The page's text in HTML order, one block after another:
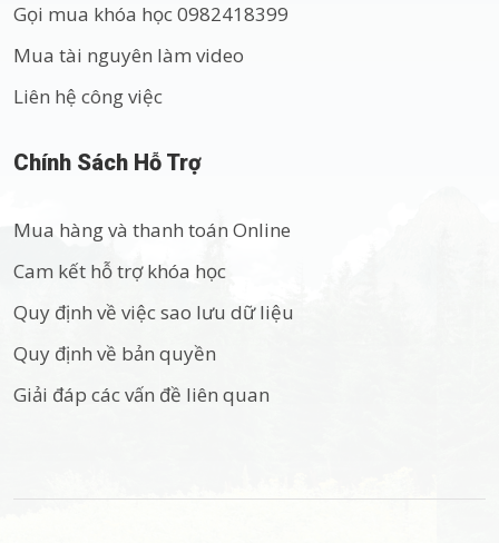
Gọi mua khóa học 0982418399
Mua tài nguyên làm video
Liên hệ công việc
Chính Sách Hỗ Trợ
Mua hàng và thanh toán Online
Cam kết hỗ trợ khóa học
Quy định về việc sao lưu dữ liệu
Quy định về bản quyền
Giải đáp các vấn đề liên quan